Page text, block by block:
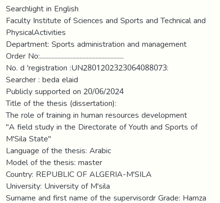
Searchlight in English
Faculty Institute of Sciences and Sports and Technical and
PhysicalActivities
Department: Sports administration and management
Order No:.........................................................
No. d 'registration :UN2801202323064088073:
Searcher : beda elaid
Publicly supported on 20/06/2024
Title of the thesis (dissertation):
The role of training in human resources development
"A field study in the Directorate of Youth and Sports of
M'Sila State"
Language of the thesis: Arabic
Model of the thesis: master
Country: REPUBLIC OF ALGERIA-M'SILA
University: University of M'sila
Surname and first name of the supervisordr Grade: Hamza